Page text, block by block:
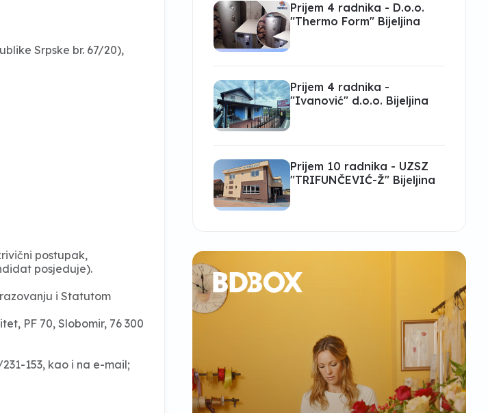
Srpske br. 67/20),
postupak,
posjeduje).
i Statutom
PF 70, Slobomir, 76 300
153, kao i na e-mail;
Prijem 4 radnika - D.o.o.
"Thermo Form" Bijeljina
Prijem 4 radnika -
"Ivanović" d.o.o. Bijeljina
Prijem 10 radnika - UZSZ
"TRIFUNČEVIĆ-Ž" Bijeljina